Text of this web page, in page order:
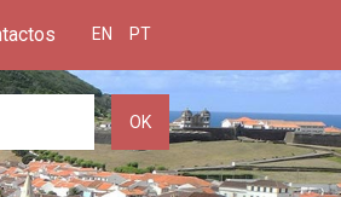
EN PT
OK